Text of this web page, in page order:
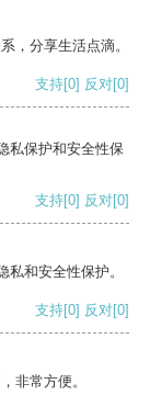
，分享生活点滴。
支持[0] 反对[0]
私保护和安全性保
支持[0] 反对[0]
和安全性保护。
支持[0] 反对[0]
非常方便。